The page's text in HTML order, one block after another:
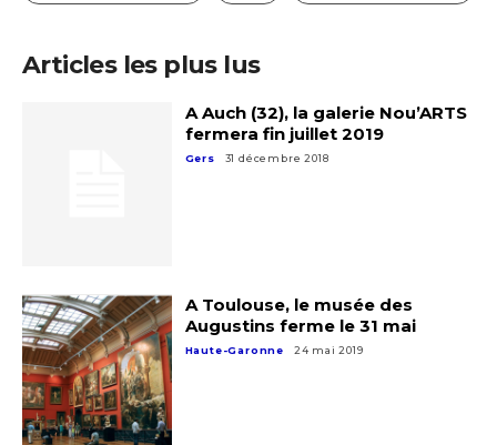
Articles les plus lus
A Auch (32), la galerie Nou’ARTS
fermera fin juillet 2019
Gers 31 décembre 2018
A Toulouse, le musée des
Augustins ferme le 31 mai
Haute-Garonne 24 mai 2019